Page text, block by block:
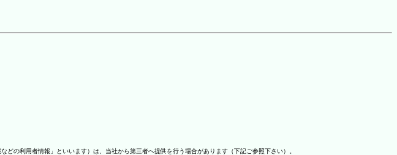
の利用者情報」といいます）は、当社から第三者へ提供を行う場合があります（下記ご参照下さい）。